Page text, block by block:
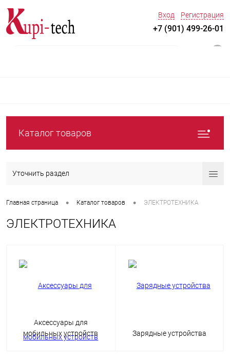
Вход Регистрация
+7 (901) 499-26-01
Каталог товаров
Уточнить раздел
Главная страница • Каталог товаров • ЭЛЕКТРОТЕХНИКА
ЭЛЕКТРОТЕХНИКА
Аксессуары для
мобильных устройств
Зарядные устройства